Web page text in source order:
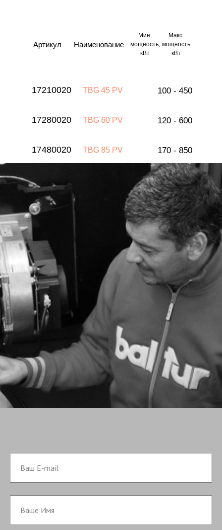
Артикул
Мин.
мощность,
кВт
Макс.
мощность
кВт
Наименование
17210020 TBG 45 PV 100 - 450
17280020 TBG 60 PV 120 - 600
17480020 TBG 85 PV 170 - 850
Запросить